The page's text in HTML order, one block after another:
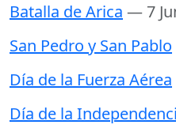
Batalla de Arica — 7
San Pedro y San Pablo
Día de la Fuerza Aérea
Día de la